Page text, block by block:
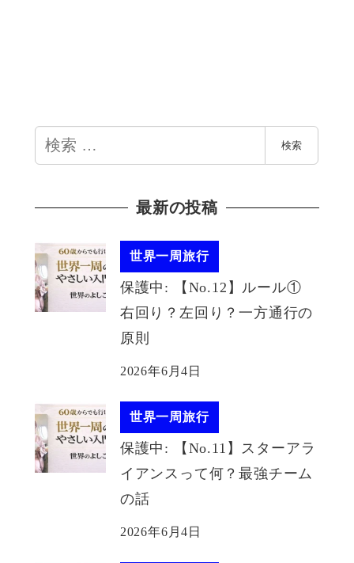
検
索
検索
最新の投稿
世界一周旅行
保護中: 【No.12】ルール①
右回り？左回り？一方通行の
原則
2026年6月4日
世界一周旅行
保護中: 【No.11】スターアラ
イアンスって何？最強チーム
の話
2026年6月4日